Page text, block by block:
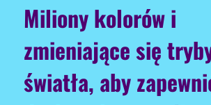
Miliony kolorów i
zmieniające się
światła, aby